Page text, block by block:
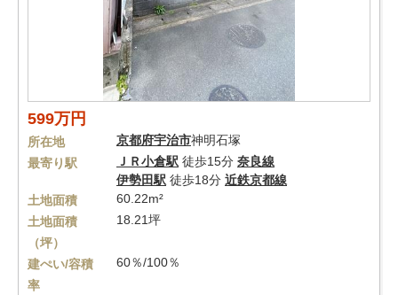
599万円
所在地 京都府宇治市神明石塚
最寄り駅
ＪＲ小倉駅 徒歩15分 奈良線
伊勢田駅 徒歩18分 近鉄京都線
土地面積
60.22m²
土地面積
（坪）
18.21坪
建ぺい/容積
率
60％/100％